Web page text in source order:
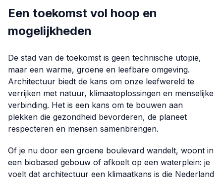
Een toekomst vol hoop en
mogelijkheden
De stad van de toekomst is geen technische utopie,
maar een warme, groene en leefbare omgeving.
Architectuur biedt de kans om onze leefwereld te
verrijken met natuur, klimaatoplossingen en menselijke
verbinding. Het is een kans om te bouwen aan
plekken die gezondheid bevorderen, de planeet
respecteren en mensen samenbrengen.
Of je nu door een groene boulevard wandelt, woont in
een biobased gebouw of afkoelt op een waterplein: je
voelt dat architectuur een klimaatkans is die Nederland